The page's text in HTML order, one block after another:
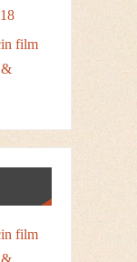
film
&
film